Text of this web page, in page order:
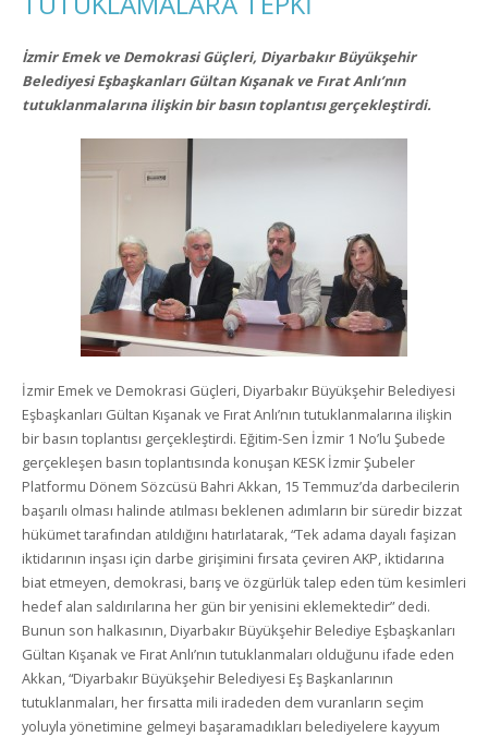
İzmir Emek ve Demokrasi Güçleri, Diyarbakır Büyükşehir
Belediyesi Eşbaşkanları Gültan Kışanak ve Fırat Anlı’nın
tutuklanmalarına ilişkin bir basın toplantısı gerçekleştirdi.
İzmir Emek ve Demokrasi Güçleri, Diyarbakır Büyükşehir Belediyesi
Eşbaşkanları Gültan Kışanak ve Fırat Anlı’nın tutuklanmalarına ilişkin
bir basın toplantısı gerçekleştirdi. Eğitim-Sen İzmir 1 No’lu Şubede
gerçekleşen basın toplantısında konuşan KESK İzmir Şubeler
Platformu Dönem Sözcüsü Bahri Akkan, 15 Temmuz’da darbecilerin
başarılı olması halinde atılması beklenen adımların bir süredir bizzat
hükümet tarafından atıldığını hatırlatarak, “Tek adama dayalı faşizan
iktidarının inşası için darbe girişimini fırsata çeviren AKP, iktidarına
biat etmeyen, demokrasi, barış ve özgürlük talep eden tüm kesimleri
hedef alan saldırılarına her gün bir yenisini eklemektedir” dedi.
Bunun son halkasının, Diyarbakır Büyükşehir Belediye Eşbaşkanları
Gültan Kışanak ve Fırat Anlı’nın tutuklanmaları olduğunu ifade eden
Akkan, “Diyarbakır Büyükşehir Belediyesi Eş Başkanlarının
tutuklanmaları, her fırsatta mili iradeden dem vuranların seçim
yoluyla yönetimine gelmeyi başaramadıkları belediyelere kayyum